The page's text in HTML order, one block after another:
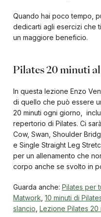
Quando hai poco tempo,
dedicarti agli esercizi che
un maggiore beneficio.
Pilates 20 minuti
In questa lezione Enzo
di quello che può essere
20 minuti ogni giorno,
repertorio di Pilates. Ci
Cow, Swan, Shoulder
e Single Straight Leg
per un allenamento che
corpo anche se svolto in
Guarda anche: Pilates per
Matwork 10 minuti di
slancio Lezione Pilates 20